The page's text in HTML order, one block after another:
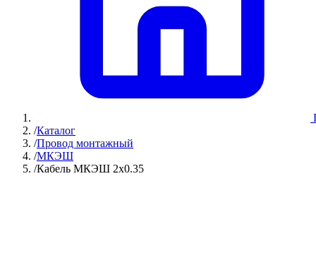
/Каталог
/Провод монтажный
/МКЭШ
/Кабель МКЭШ 2х0.35